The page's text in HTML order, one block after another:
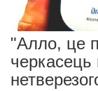
"Алло, це
черкасець